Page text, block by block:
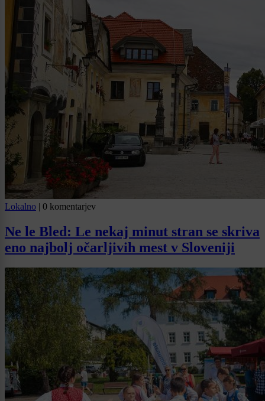
Lokalno | 0 komentarjev
Ne le Bled: Le nekaj minut stran se skriva
eno najbolj očarljivih mest v Sloveniji